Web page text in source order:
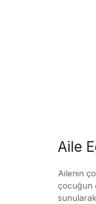
Aile
Ailenin
çocuğun